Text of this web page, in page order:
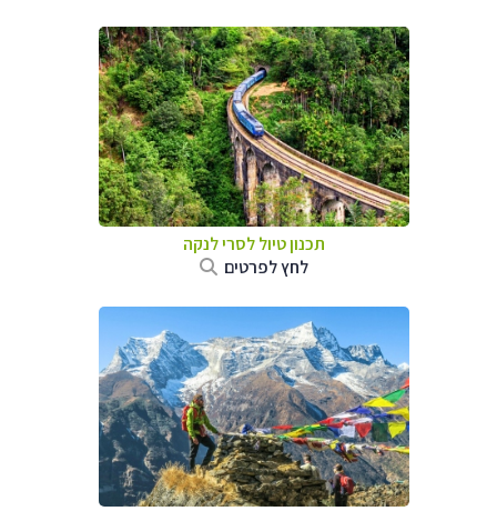
תכנון טיוללסרי לנקה
לחץ לפרטים